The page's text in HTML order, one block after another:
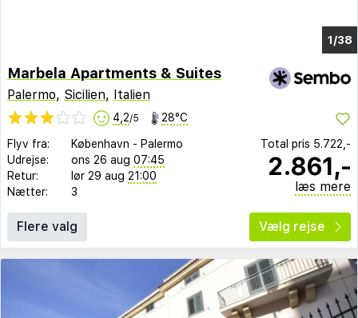
1/31
Marbela Apartments & Suites
Palermo, Sicilien, Italien
4,2/5 28°C
Flyv fra: København - Palermo
Udrejse:
ons 26 aug 07:45
Retur:
lør 29 aug 21:00
Nætter:
3
Total pris 5.722,-
2.861,-
læs mere
Flere valg Vælg rejse